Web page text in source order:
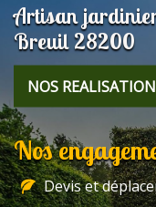
Artisan
Breuil 28200
NOS
Nos
Devis et